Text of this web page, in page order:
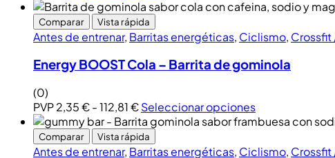
Comparar Vista rápida
Antes de entrenar, Barritas energéticas, Ciclismo, Crossfit
Energy BOOST Cola – Barrita de gominola
(0)
PVP2,35€-112,81€Seleccionar opciones
Comparar Vista rápida
Antes de entrenar, Barritas energéticas, Ciclismo, Crossfit